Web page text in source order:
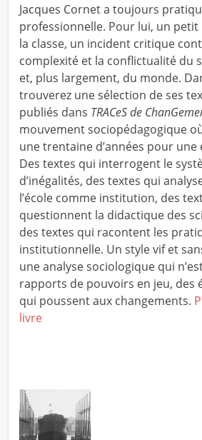
Jacques Cornet a toujours
professionnelle. Pour lui, un petit
la classe, un incident critique
complexité et la conflictualité du
et, plus largement, du monde.
trouverez une sélection de ses
publiés dans TRACeS de
mouvement sociopédagogique
une trentaine d’années pour une
Des textes qui interrogent le
d’inégalités, des textes qui
l’école comme institution, des
questionnent la didactique des
des textes qui racontent les
institutionnelle. Un style vif et
une analyse sociologique qui
rapports de pouvoirs en jeu, des
qui poussent aux changements.
livre